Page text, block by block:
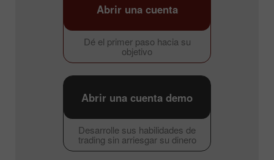
Dé el primer paso hacia su
objetivo
Abrir una cuenta
Desarrolle sus habilidades de
trading sin arriesgar su dinero
Abrir una cuenta demo